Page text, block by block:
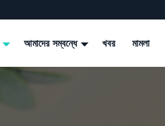
আমাদের সম্বন্ধে খবর মামলা